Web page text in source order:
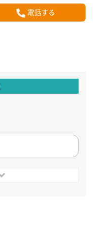
電話する